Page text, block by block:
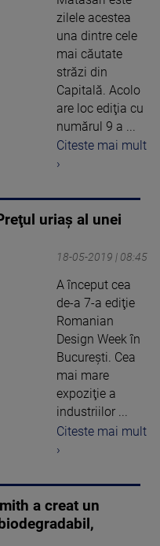
zilele acestea
una dintre cele
mai căutate
străzi din
Capitală. Acolo
are loc ediţia cu
numărul 9 a ...
Citeste mai mult
›
uriaş al unei
18-05-2019 | 08:45
A început cea
de-a 7-a ediţie
Romanian
Design Week în
Bucureşti. Cea
mai mare
expoziţie a
industriilor ...
Citeste mai mult
›
a creat un